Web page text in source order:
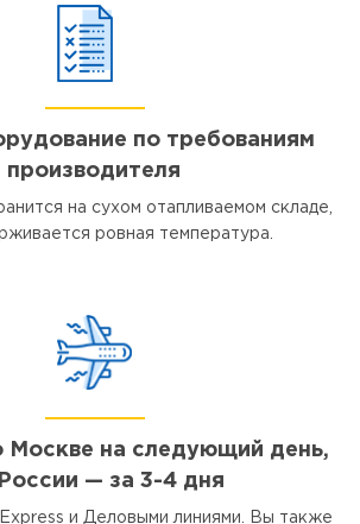
по требованиям
производителя
на сухом отапливаемом складе,
ровная температура.
Москве на следующий день,
— за 3-4 дня
и Деловыми линиями. Вы также